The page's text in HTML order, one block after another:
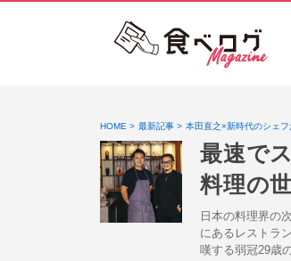
HOME 最新記事 本田直之×新時代のシェフ
最速で
料理の
日本の料理界の
にあるレストラ
嘆する弱冠29歳